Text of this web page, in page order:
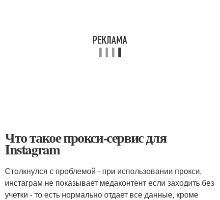
Что такое прокси-сервис для
Instagram
Столкнулся с проблемой - при использовании прокси,
инстаграм не показывает медаконтент если заходить без
учетки - то есть нормально отдает все данные, кроме